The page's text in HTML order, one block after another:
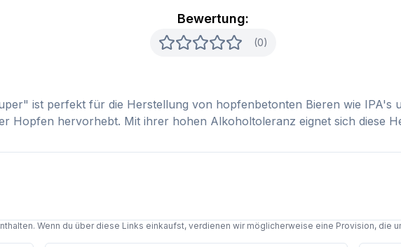
Bewertung:
(0)
ist perfekt für die Herstellung von hopfenbetonten Bieren wie IPA's
Hopfen hervorhebt. Mit ihrer hohen Alkoholtoleranz eignet sich diese
Wenn du über diese Links einkaufst, verdienen wir möglicherweise eine Provision, die